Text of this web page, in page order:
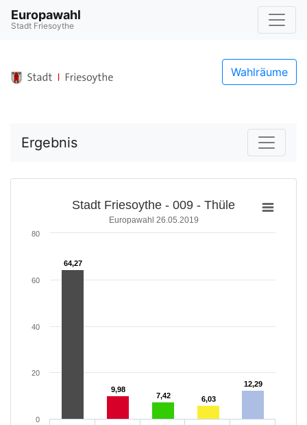
Europawahl
Stadt Friesoythe
Wahlräume
Ergebnis
Stadt Friesoythe - 009 - Thüle
Europawahl 26.05.2019
64,27
64,27
9,98
9,98
7,42
7,42 6,03
6,03
12,29
12,29
0
20
40
60
80